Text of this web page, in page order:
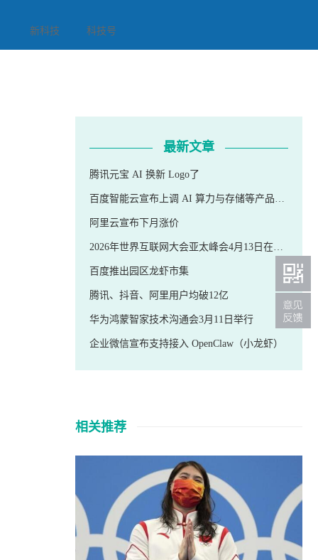
新科技 科技号
最新文章
腾讯元宝 AI 换新 Logo了
百度智能云宣布上调 AI 算力与存储等产品价格
阿里云宣布下月涨价
2026年世界互联网大会亚太峰会4月13日在香港召开
百度推出园区龙虾市集
腾讯、抖音、阿里用户均破12亿
华为鸿蒙智家技术沟通会3月11日举行
企业微信宣布支持接入 OpenClaw（小龙虾）
相关推荐